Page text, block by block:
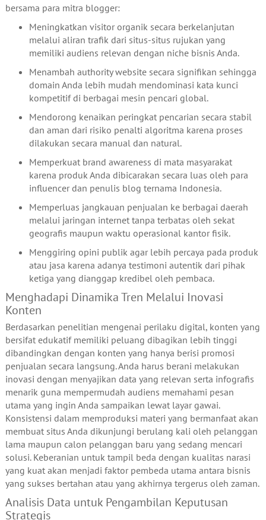
bersama para mitra blogger:
Meningkatkan visitor organik secara berkelanjutan
melalui aliran trafik dari situs-situs rujukan yang
memiliki audiens relevan dengan niche bisnis Anda.
Menambah authority website secara signifikan sehingga
domain Anda lebih mudah mendominasi kata kunci
kompetitif di berbagai mesin pencari global.
Mendorong kenaikan peringkat pencarian secara stabil
dan aman dari risiko penalti algoritma karena proses
dilakukan secara manual dan natural.
Memperkuat brand awareness di mata masyarakat
karena produk Anda dibicarakan secara luas oleh para
influencer dan penulis blog ternama Indonesia.
Memperluas jangkauan penjualan ke berbagai daerah
melalui jaringan internet tanpa terbatas oleh sekat
geografis maupun waktu operasional kantor fisik.
Menggiring opini publik agar lebih percaya pada produk
atau jasa karena adanya testimoni autentik dari pihak
ketiga yang dianggap kredibel oleh pembaca.
Menghadapi Dinamika Tren Melalui Inovasi
Konten
Berdasarkan penelitian mengenai perilaku digital, konten yang
bersifat edukatif memiliki peluang dibagikan lebih tinggi
dibandingkan dengan konten yang hanya berisi promosi
penjualan secara langsung. Anda harus berani melakukan
inovasi dengan menyajikan data yang relevan serta infografis
menarik guna mempermudah audiens memahami pesan
utama yang ingin Anda sampaikan lewat layar gawai.
Konsistensi dalam memproduksi materi yang bermanfaat akan
membuat situs Anda dikunjungi berulang kali oleh pelanggan
lama maupun calon pelanggan baru yang sedang mencari
solusi. Keberanian untuk tampil beda dengan kualitas narasi
yang kuat akan menjadi faktor pembeda utama antara bisnis
yang sukses bertahan atau yang akhirnya tergerus oleh zaman.
Analisis Data untuk Pengambilan Keputusan
Strategis